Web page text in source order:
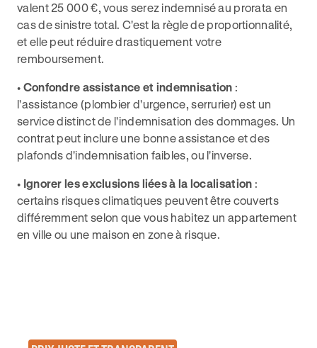
valent 25 000 €, vous serez indemnisé au prorata en
cas de sinistre total. C'est la règle de proportionnalité,
et elle peut réduire drastiquement votre
remboursement.
• Confondre assistance et indemnisation :
l'assistance (plombier d'urgence, serrurier) est un
service distinct de l'indemnisation des dommages. Un
contrat peut inclure une bonne assistance et des
plafonds d'indemnisation faibles, ou l'inverse.
• Ignorer les exclusions liées à la localisation :
certains risques climatiques peuvent être couverts
différemment selon que vous habitez un appartement
en ville ou une maison en zone à risque.